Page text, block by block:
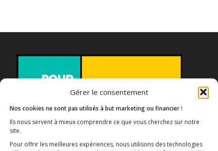
Gérer le consentement
Nos cookies ne sont pas utilisés à but marketing ou financier !
Ils nous servent à mieux comprendre ce que vous cherchez sur notre
site.
Pour offrir les meilleures expériences, nous utilisons des technologies
Association E3M